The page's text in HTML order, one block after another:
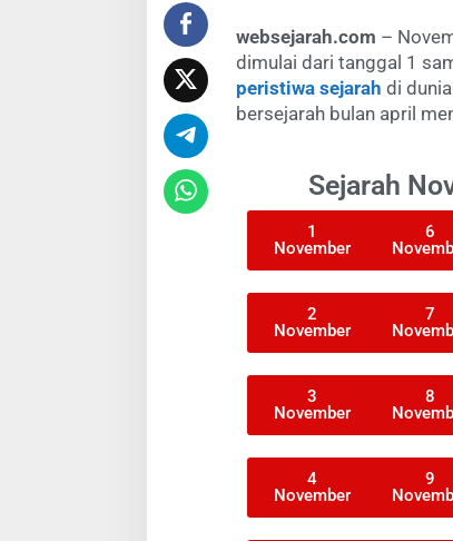
websejarah.com –
dimulai dari tanggal 1
peristiwa sejarah di
bersejarah bulan april
Sejarah
1
November
2
November
3
November
4
November
6
7
8
9